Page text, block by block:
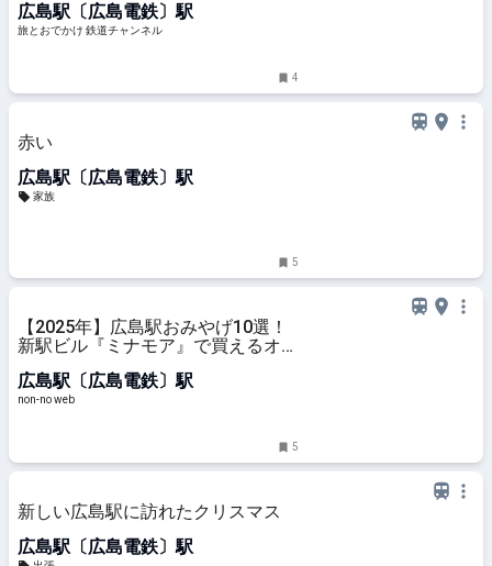
県広島市）【コラム】 | 旅とおでか
け 鉄道チャンネル
広島駅〔広島電鉄〕駅
旅とおでかけ 鉄道チャンネル
4
赤い
広島駅〔広島電鉄〕駅
家族
5
【2025年】広島駅おみやげ10選！
新駅ビル『ミナモア』で買えるオス
広島駅〔広島電鉄〕駅
non-no web
5
新しい広島駅に訪れたクリスマス
広島駅〔広島電鉄〕駅